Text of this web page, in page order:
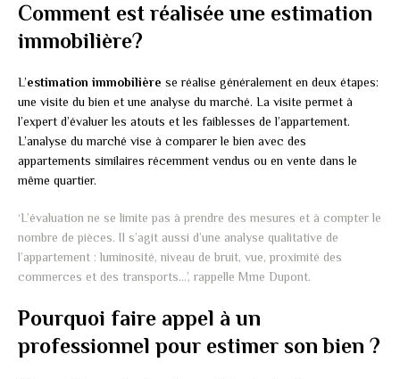
Comment est réalisée une estimation
immobilière?
L’estimation immobilière se réalise généralement en deux étapes:
une visite du bien et une analyse du marché. La visite permet à
l’expert d’évaluer les atouts et les faiblesses de l’appartement.
L’analyse du marché vise à comparer le bien avec des
appartements similaires récemment vendus ou en vente dans le
même quartier.
‘L’évaluation ne se limite pas à prendre des mesures et à compter le
nombre de pièces. Il s’agit aussi d’une analyse qualitative de
l’appartement : luminosité, niveau de bruit, vue, proximité des
commerces et des transports…’, rappelle Mme Dupont.
Pourquoi faire appel à un
professionnel pour estimer son bien ?